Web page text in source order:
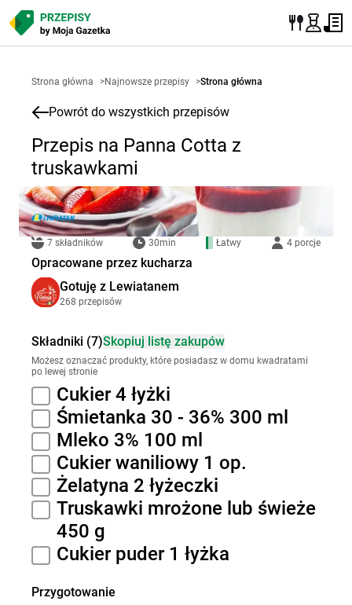
Strona główna >Najnowsze przepisy >Strona główna
Powrót do wszystkich przepisów
Przepis na Panna Cotta z
truskawkami
7 składników 30min Łatwy 4 porcje
Opracowane przez kucharza
Gotuję z Lewiatanem
268 przepisów
Składniki (7)Skopiuj listę zakupów
Możesz oznaczać produkty, które posiadasz w domu kwadratami
po lewej stronie
Cukier 4 łyżki
Śmietanka 30 - 36% 300 ml
Mleko 3% 100 ml
Cukier waniliowy 1 op.
Żelatyna 2 łyżeczki
Truskawki mrożone lub świeże
450 g
Cukier puder 1 łyżka
Przygotowanie